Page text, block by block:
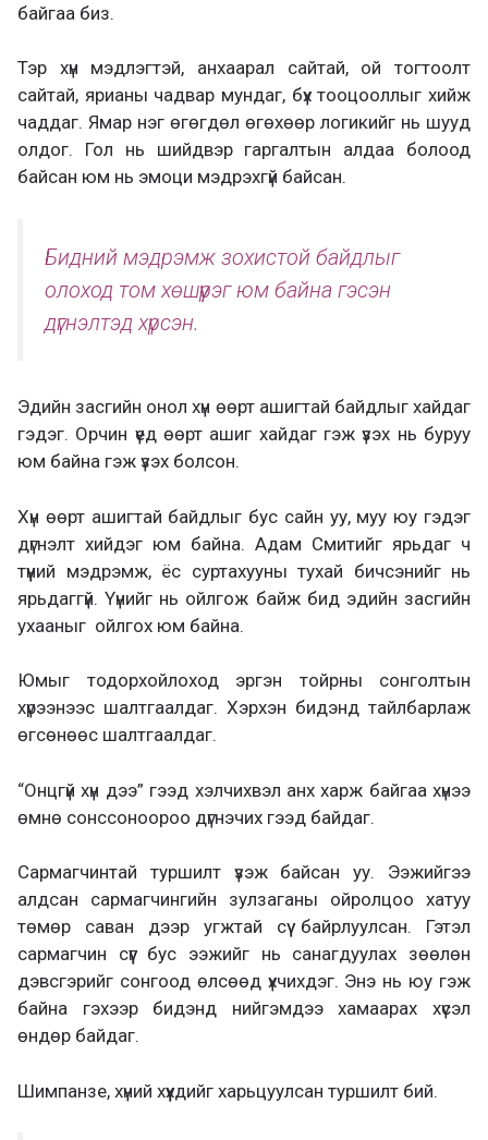
байгаа биз.
Тэр хүн мэдлэгтэй, анхаарал сайтай, ой тогтоолт
сайтай, ярианы чадвар мундаг, бүх тооцооллыг хийж
чаддаг. Ямар нэг өгөгдөл өгөхөөр логикийг нь шууд
олдог. Гол нь шийдвэр гаргалтын алдаа болоод
байсан юм нь эмоци мэдрэхгүй байсан.
Бидний мэдрэмж зохистой байдлыг
олоход том хөшүүрэг юм байна гэсэн
дүгнэлтэд хүрсэн.
Эдийн засгийн онол хүн өөрт ашигтай байдлыг хайдаг
гэдэг. Орчин үед өөрт ашиг хайдаг гэж үзэх нь буруу
юм байна гэж үзэх болсон.
Хүн өөрт ашигтай байдлыг бус сайн уу, муу юу гэдэг
дүгнэлт хийдэг юм байна. Адам Смитийг ярьдаг ч
түүний мэдрэмж, ёс суртахууны тухай бичсэнийг нь
ярьдаггүй. Үүнийг нь ойлгож байж бид эдийн засгийн
ухааныг ойлгох юм байна.
Юмыг тодорхойлоход эргэн тойрны сонголтын
хүрээнээс шалтгаалдаг. Хэрхэн бидэнд тайлбарлаж
өгсөнөөс шалтгаалдаг.
“Онцгүй хүн дээ” гээд хэлчихвэл анх харж байгаа хүнээ
өмнө сонссоноороо дүгнэчих гээд байдаг.
Сармагчинтай туршилт үзэж байсан уу. Ээжийгээ
алдсан сармагчингийн зулзаганы ойролцоо хатуу
төмөр саван дээр угжтай сүү байрлуулсан. Гэтэл
сармагчин сүүг бус ээжийг нь санагдуулах зөөлөн
дэвсгэрийг сонгоод өлсөөд үхчихдэг. Энэ нь юу гэж
байна гэхээр бидэнд нийгэмдээ хамаарах хүсэл
өндөр байдаг.
Шимпанзе, хүний хүүхдийг харьцуулсан туршилт бий.